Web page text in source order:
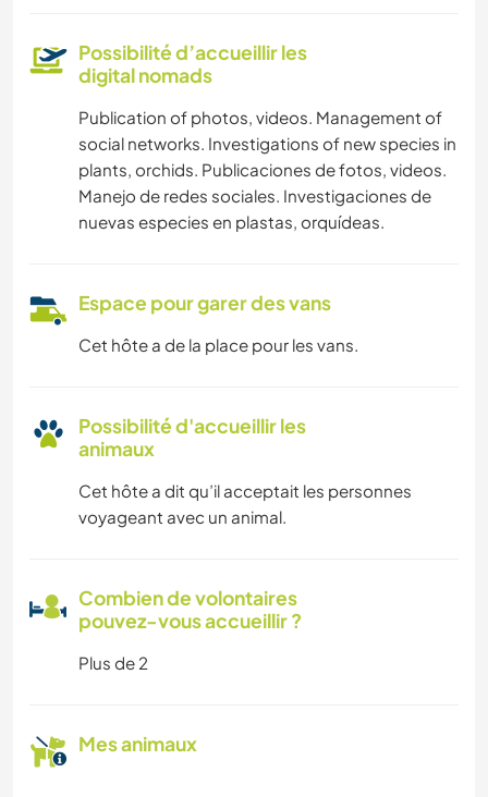
Possibilité d’accueillir les
digital nomads
Publication of photos, videos. Management of
social networks. Investigations of new species in
plants, orchids. Publicaciones de fotos, videos.
Manejo de redes sociales. Investigaciones de
nuevas especies en plastas, orquídeas.
Espace pour garer des vans
Cet hôte a de la place pour les vans.
Possibilité d'accueillir les
animaux
Cet hôte a dit qu’il acceptait les personnes
voyageant avec un animal.
Combien de volontaires
pouvez-vous accueillir ?
Plus de 2
Mes animaux